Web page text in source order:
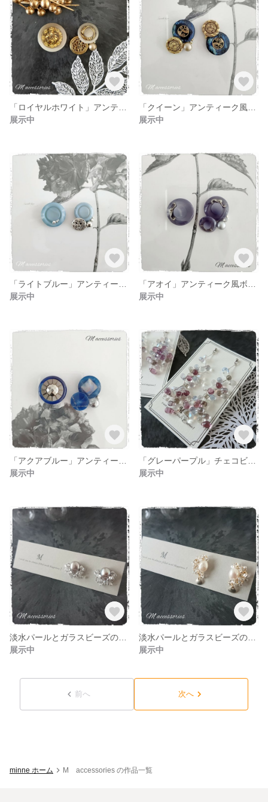
展示中
展示中
展示中
展示中
展示中
展示中
展示中
展示中
前へ 次へ
minne ホーム M accessories の作品一覧